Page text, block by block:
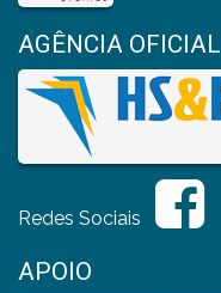
AGÊNCIA OFICIAL
Redes Sociais
APOIO